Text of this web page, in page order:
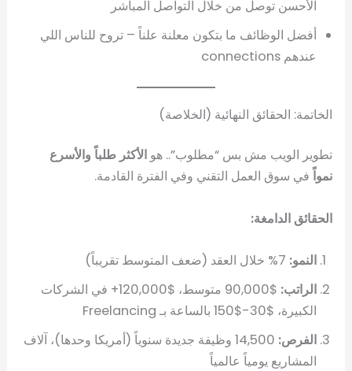
الأحسن توصل من خلال التواصل المباشر
أفضل الوظائف ما بتكون معلنة علناً – تروح للناس اللي
عندهم connections
الخاتمة: الحقائق النهائية (الخلاصة)
تطوير الويب مش بس “مطلوب”.. هوالأكثر طلباً والأسرع
نمواً في سوق العمل التقني وفي الفترة القادمة.
الحقائق الدامغة:
النمو:
الراتب:
$90,000 متوسط، $120,000+ في الشركات
الكبيرة، $30-$150 بالساعة بـ Freelancing
الفرص:
14,500 وظيفة جديدة سنوياً (أمريكا وحدها)، آلاف
المشاريع يومياً عالمياً